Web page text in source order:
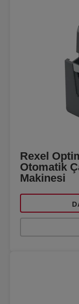
Rexel
Otomatik
Makinesi